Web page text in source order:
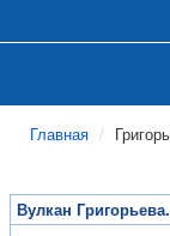
Главная
Вулкан